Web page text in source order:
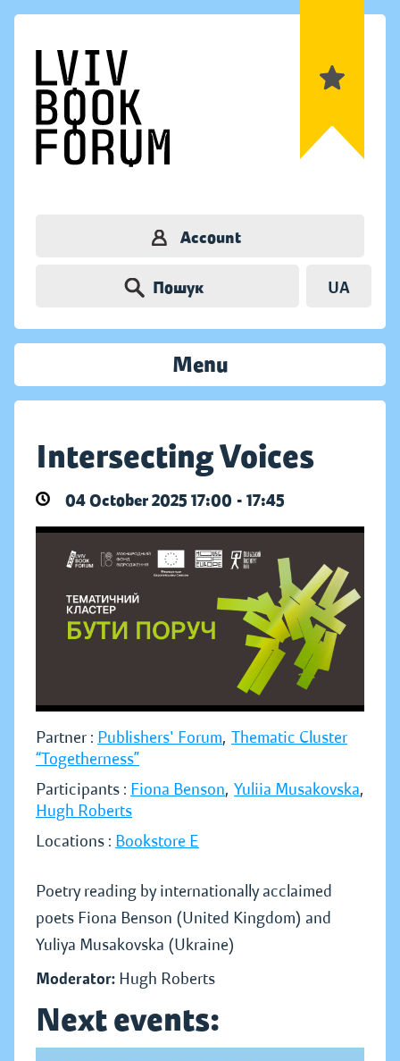
Account
Пошук UA
Menu
Intersecting Voices
04 October 2025 17:00 - 17:45
Partner : Publishers' Forum, Thematic Cluster
“Togetherness”
Participants : Fiona Benson, Yuliia Musakovska,
Hugh Roberts
Locations : Bookstore E
Poetry reading by internationally acclaimed
poets Fiona Benson (United Kingdom) and
Yuliya Musakovska (Ukraine)
Moderator: Hugh Roberts
Next events: